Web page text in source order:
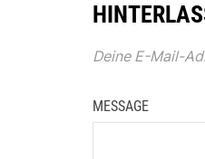
Deine E-Mail-
MESSAGE